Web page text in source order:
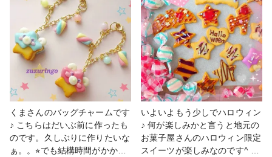
ギン #フェイクスイーツ
くまさんのバッグチャームです
♪ こちらはだいぶ前に作ったも
のです。久しぶりに作りたいな
ぁ。。⭐︎でも結構時間がかかる
いよいよもう少しでハロウィン
♪ 何が楽しみかと言うと地元の
お菓子屋さんのハロウィン限定
スイーツが楽しみなのです^ ^